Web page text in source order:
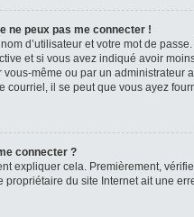
ne peux pas me connecter !
d’utilisateur et votre mot de
et si vous avez indiqué avoir
même ou par un administrateur
courriel, il se peut que vous ayez
connecter ?
expliquer cela. Premièrement,
du site Internet ait une